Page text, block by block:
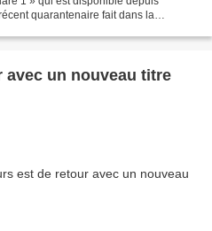
quarantenaire fait dans la
avec un nouveau titre